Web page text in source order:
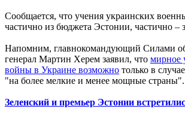
Сообщается, что учения украинских
частично из бюджета Эстонии, частично –
Напомним, главнокомандующий Силами
генерал Мартин Херем заявил, что мирное
войны в Украине возможно только в
"на более мелкие и менее мощные страны".
Зеленский и премьер Эстонии